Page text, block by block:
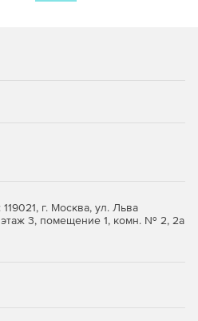
г. Москва, ул. Льва
этаж 3, помещение 1, комн. № 2, 2а